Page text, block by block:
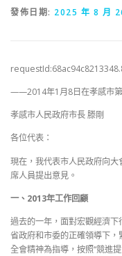
發佈日期: 2025 年 8 月
——2014年1月8日在孝感市
孝感市人民政府市長 滕剛
各位代表：
現在，我代表市人民政府向
席人員提出意見。
一、2013年工作回顧
過去的一年，面對宏觀經濟下
省政府和市委的正確領導下
全會精神為指導，按照“競進